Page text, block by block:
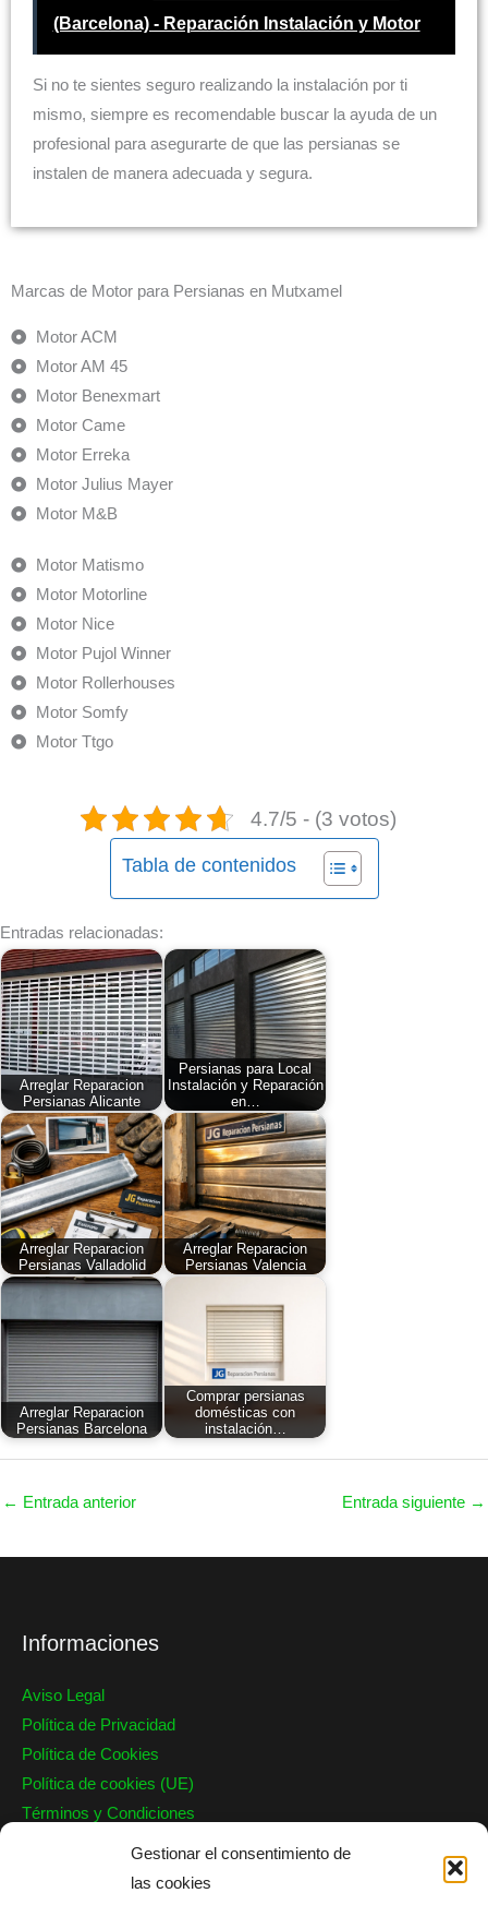
Gestionar el consentimiento de
las cookies
(Barcelona) - Reparación Instalación y Motor
Si no te sientes seguro realizando la instalación por ti
mismo, siempre es recomendable buscar la ayuda de un
profesional para asegurarte de que las persianas se
instalen de manera adecuada y segura.
Marcas de Motor para Persianas en Mutxamel
Motor ACM
Motor AM 45
Motor Benexmart
Motor Came
Motor Erreka
Motor Julius Mayer
Motor M&B
Motor Matismo
Motor Motorline
Motor Nice
Motor Pujol Winner
Motor Rollerhouses
Motor Somfy
Motor Ttgo
4.7/5 - (3 votos)
Tabla de contenidos
Entradas relacionadas:
Arreglar Reparacion
Persianas Alicante
Persianas para Local
Instalación y Reparación
en…
Arreglar Reparacion
Persianas Valladolid
Arreglar Reparacion
Persianas Valencia
Arreglar Reparacion
Persianas Barcelona
Comprar persianas
domésticas con
instalación…
← Entrada anterior Entrada siguiente →
Informaciones
Aviso Legal
Política de Privacidad
Política de Cookies
Política de cookies (UE)
Términos y Condiciones
Nuestro Contacto